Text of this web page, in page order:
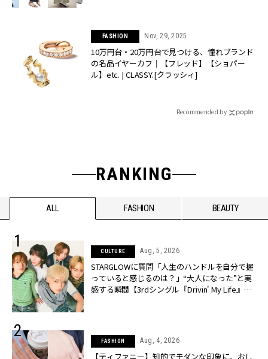
FASHION Nov, 29, 2025
10万円台・20万円台で見つける、憧れブランド
の名品イヤーカフ｜【フレッド】【ショパー
ル】etc. | CLASSY.[クラッシィ]
Recommended by
RANKING
ALL FASHION BEAUTY
CULTURE Aug, 5, 2026
STARGLOWに質問「人生のハンドルを自分で握
っていると感じるのは？」“大️人になった”と実
感する瞬間【3rdシングル『Drivin' My Life』発
FASHION Aug, 4, 2026
【ティファニー】知的でモダンな印象に。おし